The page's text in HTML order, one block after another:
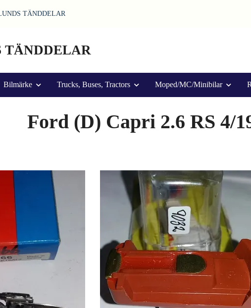
TÄNDDELAR
TÄNDDELAR
Bilmärke Trucks, Buses, Tractors Moped/MC/Minibilar
Ford (D) Capri 2.6 RS 4/